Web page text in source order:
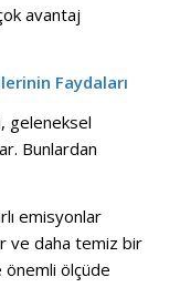
avantaj
Faydaları
geleneksel
Bunlardan
emisyonlar
ve daha temiz bir
önemli ölçüde